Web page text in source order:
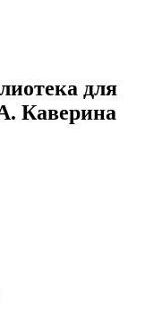
для
Каверина